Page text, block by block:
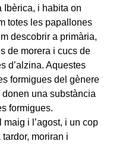
Ibèrica, i habita on
totes les papallones
descobrir a primària,
de morera i cucs de
d’alzina. Aquestes
formigues del gènere
una substància
formigues.
i l’agost, i un cop
moriran i